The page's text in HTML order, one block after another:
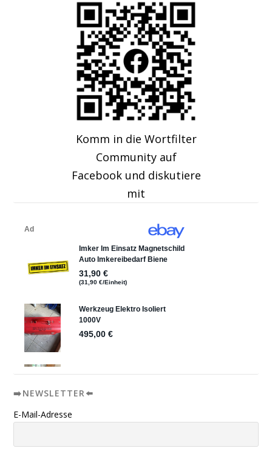
Komm in die Wortfilter
Community auf
Facebook und diskutiere
mit
➡️NEWSLETTER⬅️
E-Mail-Adresse